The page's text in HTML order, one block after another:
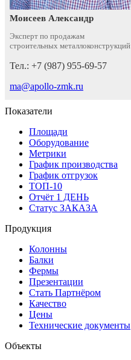
Моисеев Александр
Эксперт по продажам
строительных металлоконструкций
Тел.: +7 (987) 955-69-57
ma@apollo-zmk.ru
Показатели
Площади
Оборудование
Метрики
График производства
График отгрузок
ТОП-10
Отчёт 1 ДЕНЬ
Статус ЗАКАЗА
Продукция
Колонны
Балки
Фермы
Презентации
Стать Партнёром
Качество
Цены
Технические документы
Объекты